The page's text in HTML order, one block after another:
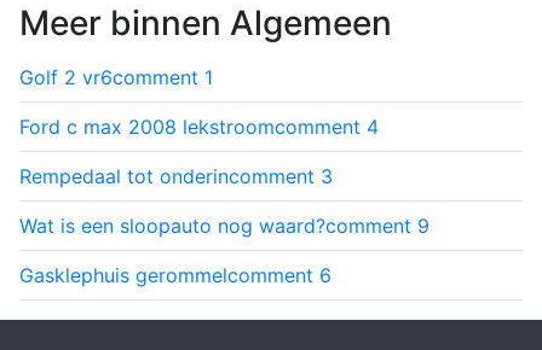
Meer binnen Algemeen
Golf 2 vr6comment 1
Ford c max 2008 lekstroomcomment 4
Rempedaal tot onderincomment 3
Wat is een sloopauto nog waard?comment 9
Gasklephuis gerommelcomment 6